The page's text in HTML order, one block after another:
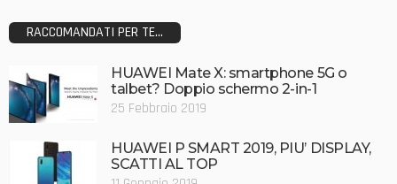
RACCOMANDATI PER TE...
HUAWEI Mate X: smartphone 5G o
talbet? Doppio schermo 2-in-1
25 Febbraio 2019
HUAWEI P SMART 2019, PIU’ DISPLAY,
SCATTI AL TOP